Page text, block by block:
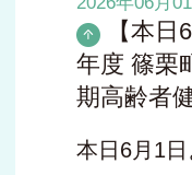
【本
年度 篠栗
期高齢者
本日6月1